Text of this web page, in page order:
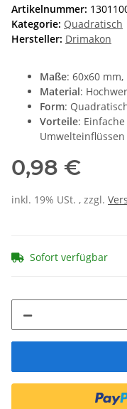
Artikelnummer:
Kategorie: Quadratisch
Hersteller: Drimakon
Maße: 60x60
Material:
Form:
Vorteile:
Umwelteinflüssen
0,98 €
inkl. 19% USt. , zzgl.
Sofort verfügbar